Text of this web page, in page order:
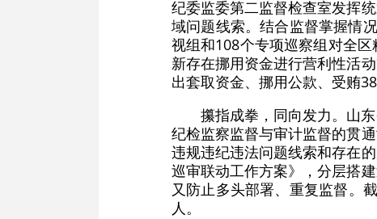
纪委监委第二监督检查室发挥
域问题线索。结合监督掌握情
视组和108个专项巡察组对全
新存在挪用资金进行营利性活
出套取资金、挪用公款、受贿
攥指成拳，同向发力。山
纪检监察监督与审计监督的贯
违规违纪违法问题线索和存在
巡审联动工作方案》，分层搭
又防止多头部署、重复监督。
人。